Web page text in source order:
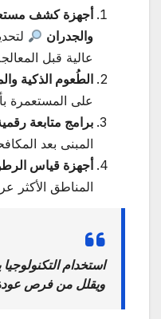
أجهزة كشف
والجدران
عالية قبل
الطُعوم الذكية
على المستعمرة
برامج متابعة
المبنى بعد
أجهزة قياس
المناطق الأكثر
استخدام
ويقلل من فرص